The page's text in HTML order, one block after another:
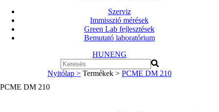
Szerviz
Immisszió mérések
Green Lab fejlesztések
Bemutató laboratórium
HUNENG
Nyitólap > Termékek > PCME DM 210
PCME DM 210